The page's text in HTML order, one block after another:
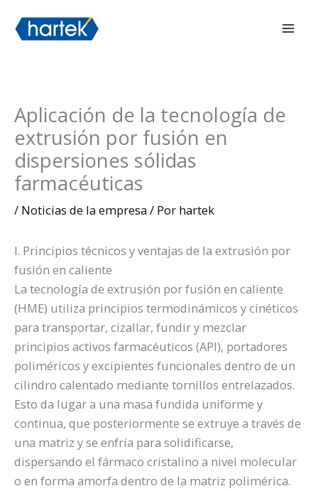
Aplicación de la tecnología de
extrusión por fusión en
dispersiones sólidas
farmacéuticas
/ Noticias de la empresa / Por hartek
I. Principios técnicos y ventajas de la extrusión por
fusión en caliente
La tecnología de extrusión por fusión en caliente
(HME) utiliza principios termodinámicos y cinéticos
para transportar, cizallar, fundir y mezclar
principios activos farmacéuticos (API), portadores
poliméricos y excipientes funcionales dentro de un
cilindro calentado mediante tornillos entrelazados.
Esto da lugar a una masa fundida uniforme y
continua, que posteriormente se extruye a través de
una matriz y se enfría para solidificarse,
dispersando el fármaco cristalino a nivel molecular
o en forma amorfa dentro de la matriz polimérica.